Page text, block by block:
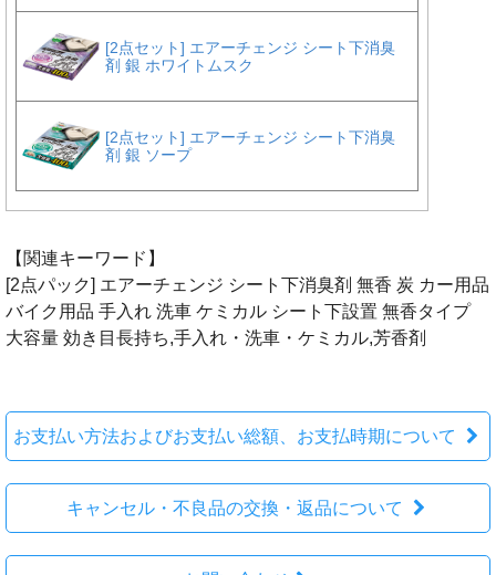
【関連キーワード】
[2点パック] エアーチェンジ シート下消臭剤 無香 炭 カー用品
バイク用品 手入れ 洗車 ケミカル シート下設置 無香タイプ
大容量 効き目長持ち,手入れ・洗車・ケミカル,芳香剤
お支払い方法およびお支払い総額、お支払時期について
キャンセル・不良品の交換・返品について